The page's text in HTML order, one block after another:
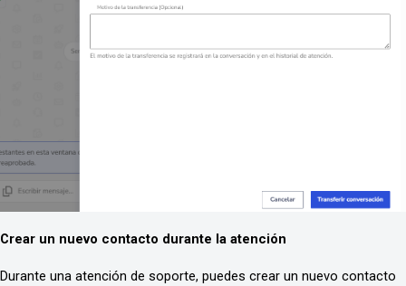
Crear un nuevo contacto durante la atención
Durante una atención de soporte, puedes crear un nuevo contacto